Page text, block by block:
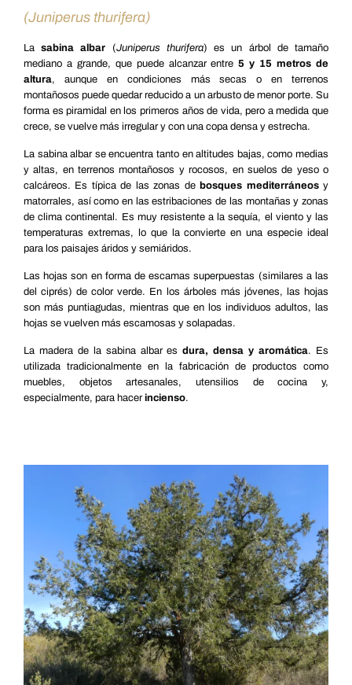
(Juniperus thurifera)
Lasabina albar (Juniperus thurifera) es un árbol de tamaño
mediano a grande, que puede alcanzar entre5 y 15 metros de
altura, aunque en condiciones más secas o en terrenos
montañosos puede quedar reducido a un arbusto de menor porte. Su
forma es piramidal en los primeros años de vida, pero a medida que
crece, se vuelve más irregular y con una copa densa y estrecha.
La sabina albar se encuentra tanto en altitudes bajas, como medias
y altas, en terrenos montañosos y rocosos, en suelos de yeso o
calcáreos. Es típica de las zonas debosques mediterráneosy
matorrales, así como en las estribaciones de las montañas y zonas
de clima continental. Es muy resistente a la sequía, el viento y las
temperaturas extremas, lo que la convierte en una especie ideal
para los paisajes áridos y semiáridos.
Las hojas son en forma de escamas superpuestas (similares a las
del ciprés) de color verde. En los árboles más jóvenes, las hojas
son más puntiagudas, mientras que en los individuos adultos, las
hojas se vuelven más escamosas y solapadas.
La madera de la sabina albar esdura, densa y aromática. Es
utilizada tradicionalmente en la fabricación de productos como
muebles, objetos artesanales, utensilios de cocina y,
especialmente, para hacerincienso.